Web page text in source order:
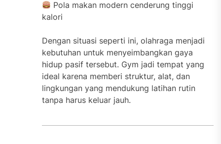
Pola makan modern cenderung tinggi
kalori
Dengan situasi seperti ini, olahraga menjadi
kebutuhan untuk menyeimbangkan gaya
hidup pasif tersebut. Gym jadi tempat yang
ideal karena memberi struktur, alat, dan
lingkungan yang mendukung latihan rutin
tanpa harus keluar jauh.